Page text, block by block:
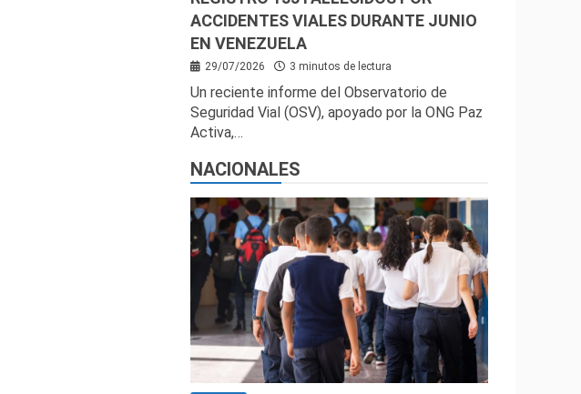
ACCIDENTES VIALES DURANTE JUNIO
EN VENEZUELA
29/07/2026 3 minutos de lectura
Un reciente informe del Observatorio de
Seguridad Vial (OSV), apoyado por la ONG Paz
Activa,…
NACIONALES